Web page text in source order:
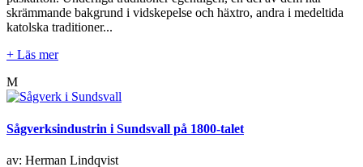
skrämmande bakgrund i vidskepelse och häxtro, andra i medeltida
katolska traditioner...
+ Läs mer
M
Sågverksindustrin i Sundsvall på 1800-talet
av: Herman Lindqvist